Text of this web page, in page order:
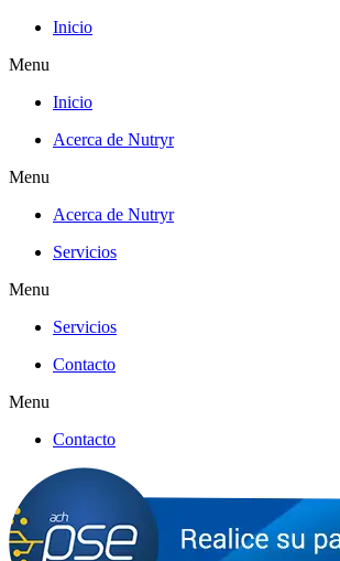
Inicio
Menu
Inicio
Acerca de Nutryr
Menu
Acerca de Nutryr
Servicios
Menu
Servicios
Contacto
Menu
Contacto